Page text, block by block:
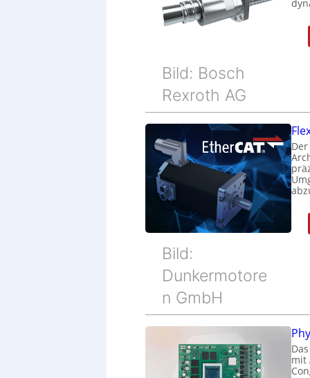
Bild: Bosch
Rexroth AG
Bild:
Dunkermotore
n GmbH
mit